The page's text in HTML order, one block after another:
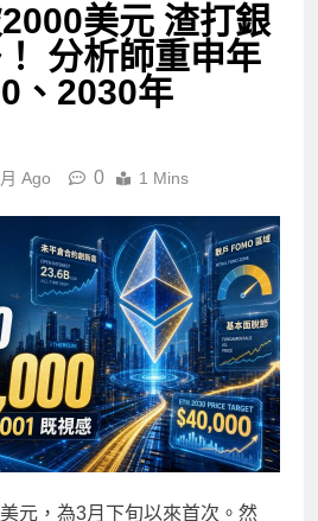
美元 渣打銀
分析師重申年
、2030年
Ago 0 1 Mins
元，為3月下旬以來首次。然